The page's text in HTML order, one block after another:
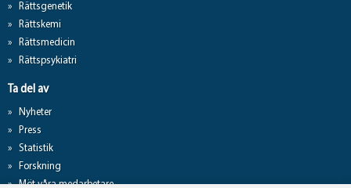
Rättsgenetik
Rättskemi
Rättsmedicin
Rättspsykiatri
Ta del av
Nyheter
Press
Statistik
Forskning
Möt våra medarbetare